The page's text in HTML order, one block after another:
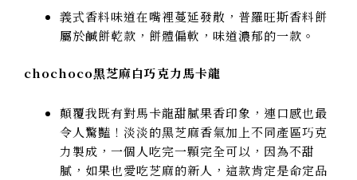
義式香料味道在嘴裡蔓延發散，普羅旺斯香料餅
屬於鹹餅乾款，餅體偏軟，味道濃郁的一款。
chochoco黑芝麻白巧克力馬卡龍
顛覆我既有對馬卡龍甜膩果香印象，連口感也最
令人驚豔！淡淡的黑芝麻香氣加上不同產區巧克
力製成，一個人吃完一顆完全可以，因為不甜
膩，如果也愛吃芝麻的新人，這款肯定是命定品